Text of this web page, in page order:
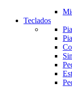
Teclados